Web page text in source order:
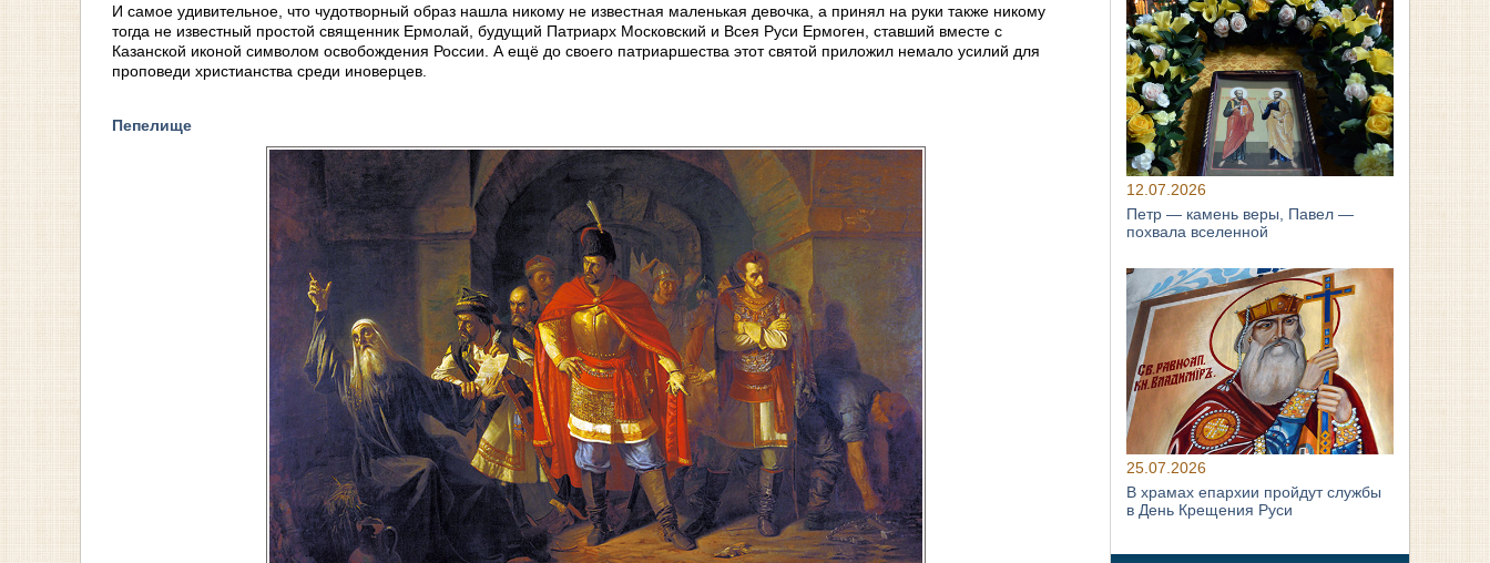
И самое удивительное, что чудотворный образ нашла никому не известная маленькая девочка, а принял на руки также никому
тогда не известный простой священник Ермолай, будущий Патриарх Московский и Всея Руси Ермоген, ставший вместе с
Казанской иконой символом освобождения России. А ещё до своего патриаршества этот святой приложил немало усилий для
проповеди христианства среди иноверцев.
Пепелище
12.07.2026
Петр — камень веры, Павел —
похвала вселенной
25.07.2026
В храмах епархии пройдут службы
в День Крещения Руси